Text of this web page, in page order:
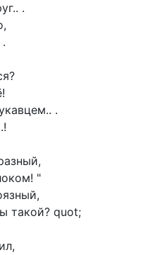
.
.
"
такой? quot;